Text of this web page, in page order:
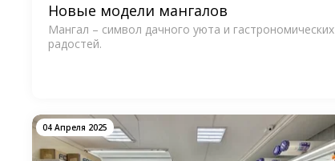
Новые модели мангалов
Мангал – символ дачного уюта и гастрономических
радостей.
04 Апреля 2025